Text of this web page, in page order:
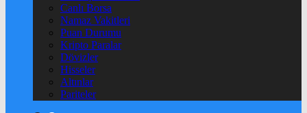
Canlı Borsa
Namaz Vakitleri
Puan Durumu
Kripto Paralar
Dövizler
Hisseler
Altınlar
Pariteler